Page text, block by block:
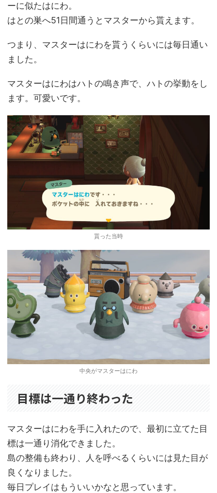
ーに似たはにわ。
はとの巣へ51日間通うとマスターから貰えます。
つまり、マスターはにわを貰うくらいには毎日通い
ました。
マスターはにわはハトの鳴き声で、ハトの挙動をし
ます。可愛いです。
貰った当時
中央がマスターはにわ
目標は一通り終わった
マスターはにわを手に入れたので、最初に立てた目
標は一通り消化できました。
島の整備も終わり、人を呼べるくらいには見た目が
良くなりました。
毎日プレイはもういいかなと思っています。